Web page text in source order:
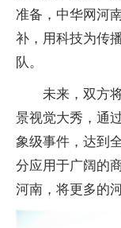
准备，中华网河
补，用科技为传
队。
未来，双方
景视觉大秀，通
象级事件，达到
分应用于广阔的
河南，将更多的